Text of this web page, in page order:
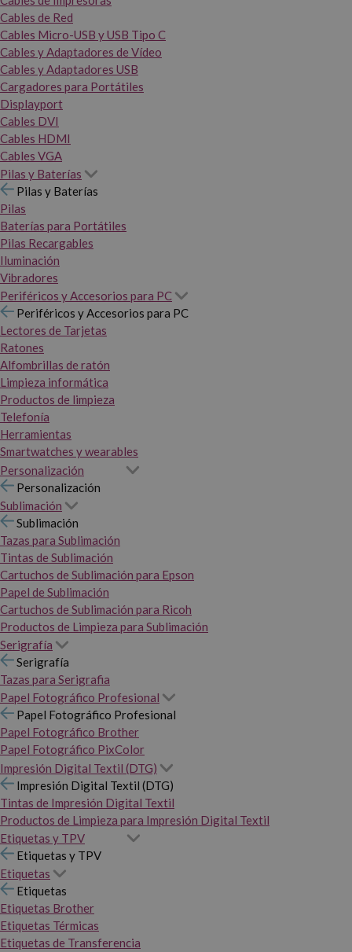
Cables de Red
Cables Micro-USB y USB Tipo C
Cables y Adaptadores de Vídeo
Cables y Adaptadores USB
Cargadores para Portátiles
Displayport
Cables DVI
Cables HDMI
Cables VGA
Pilas y Baterías
Pilas y Baterías
Pilas
Baterías para Portátiles
Pilas Recargables
Iluminación
Vibradores
Periféricos y Accesorios para PC
Periféricos y Accesorios para PC
Lectores de Tarjetas
Ratones
Alfombrillas de ratón
Limpieza informática
Productos de limpieza
Telefonía
Herramientas
Smartwatches y wearables
Personalización
Personalización
Sublimación
Sublimación
Tazas para Sublimación
Tintas de Sublimación
Cartuchos de Sublimación para Epson
Papel de Sublimación
Cartuchos de Sublimación para Ricoh
Productos de Limpieza para Sublimación
Serigrafía
Serigrafía
Tazas para Serigrafia
Papel Fotográfico Profesional
Papel Fotográfico Profesional
Papel Fotográfico Brother
Papel Fotográfico PixColor
Impresión Digital Textil (DTG)
Impresión Digital Textil (DTG)
Tintas de Impresión Digital Textil
Productos de Limpieza para Impresión Digital Textil
Etiquetas y TPV
Etiquetas y TPV
Etiquetas
Etiquetas
Etiquetas Brother
Etiquetas Térmicas
Etiquetas de Transferencia